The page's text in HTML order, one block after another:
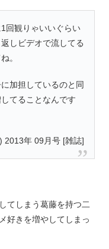
回観りゃいいぐらい
しビデオで流してる
。
加担しているのと同
てることなんです
2013年 09月号 [雑誌]
てしまう葛藤を持つ二
好きを増やしてしまっ